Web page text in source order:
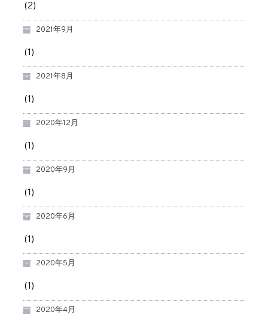
(2)
2021年9月
(1)
2021年8月
(1)
2020年12月
(1)
2020年9月
(1)
2020年6月
(1)
2020年5月
(1)
2020年4月